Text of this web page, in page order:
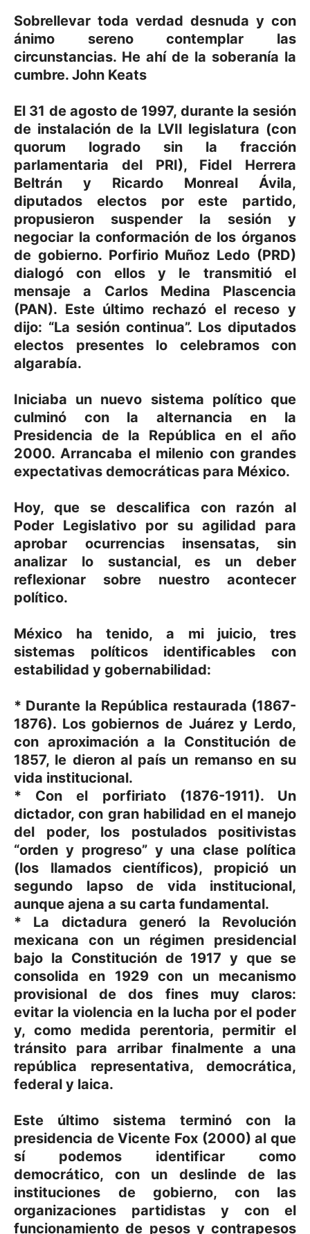
Sobrellevar toda verdad desnuda y con
ánimo sereno contemplar las
circunstancias. He ahí de la soberanía la
cumbre. John Keats
El 31 de agosto de 1997, durante la sesión
de instalación de la LVII legislatura (con
quorum logrado sin la fracción
parlamentaria del PRI), Fidel Herrera
Beltrán y Ricardo Monreal Ávila,
diputados electos por este partido,
propusieron suspender la sesión y
negociar la conformación de los órganos
de gobierno. Porfirio Muñoz Ledo (PRD)
dialogó con ellos y le transmitió el
mensaje a Carlos Medina Plascencia
(PAN). Este último rechazó el receso y
dijo: “La sesión continua”. Los diputados
electos presentes lo celebramos con
algarabía.
Iniciaba un nuevo sistema político que
culminó con la alternancia en la
Presidencia de la República en el año
2000. Arrancaba el milenio con grandes
expectativas democráticas para México.
Hoy, que se descalifica con razón al
Poder Legislativo por su agilidad para
aprobar ocurrencias insensatas, sin
analizar lo sustancial, es un deber
reflexionar sobre nuestro acontecer
político.
México ha tenido, a mi juicio, tres
sistemas políticos identificables con
estabilidad y gobernabilidad:
* Durante la República restaurada (1867-
1876). Los gobiernos de Juárez y Lerdo,
con aproximación a la Constitución de
1857, le dieron al país un remanso en su
vida institucional.
* Con el porfiriato (1876-1911). Un
dictador, con gran habilidad en el manejo
del poder, los postulados positivistas
“orden y progreso” y una clase política
(los llamados científicos), propició un
segundo lapso de vida institucional,
aunque ajena a su carta fundamental.
* La dictadura generó la Revolución
mexicana con un régimen presidencial
bajo la Constitución de 1917 y que se
consolida en 1929 con un mecanismo
provisional de dos fines muy claros:
evitar la violencia en la lucha por el poder
y, como medida perentoria, permitir el
tránsito para arribar finalmente a una
república representativa, democrática,
federal y laica.
Este último sistema terminó con la
presidencia de Vicente Fox (2000) al que
sí podemos identificar como
democrático, con un deslinde de las
instituciones de gobierno, con las
organizaciones partidistas y con el
funcionamiento de pesos y contrapesos